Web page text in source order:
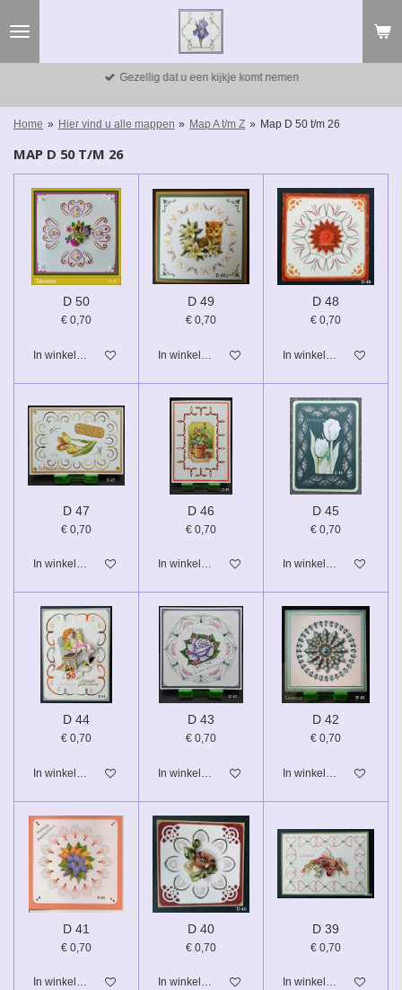
direct
Gezellig dat u een kijkje komt nemen
Home » Hier vind u alle mappen » Map A t/m Z » Map D 50 t/m 26
MAP D 50 T/M 26
D 50
€ 0,70
In winkelwagen
D 49
€ 0,70
In winkelwagen
D 48
€ 0,70
In winkelwagen
D 47
€ 0,70
In winkelwagen
D 46
€ 0,70
In winkelwagen
D 45
€ 0,70
In winkelwagen
D 44
€ 0,70
In winkelwagen
D 43
€ 0,70
In winkelwagen
D 42
€ 0,70
In winkelwagen
D 41
€ 0,70
In winkelwagen
D 40
€ 0,70
In winkelwagen
D 39
€ 0,70
In winkelwagen